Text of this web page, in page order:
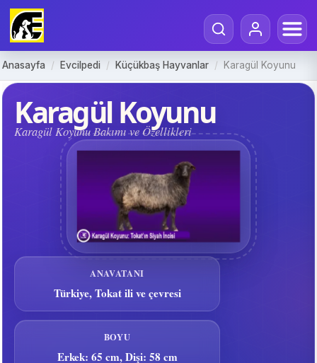
Anasayfa / Evcilpedi / Küçükbaş Hayvanlar / Karagül Koyunu
Karagül Koyunu
Karagül Koyunu Bakımı ve Özellikleri
ANAVATANI
Türkiye, Tokat ili ve çevresi
BOYU
Erkek: 65 cm, Dişi: 58 cm